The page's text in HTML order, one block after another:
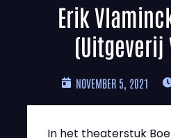
Erik
(Uitgeverij
NOVEMBER 5, 2021
In het theaterstuk